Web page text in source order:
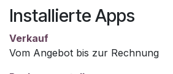
Installierte Apps
Verkauf
Vom Angebot bis zur Rechnung